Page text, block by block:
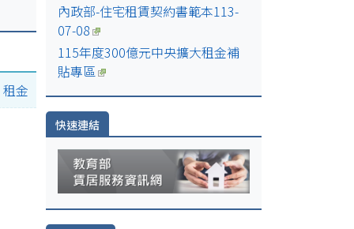
租金
內政部-住宅租賃契約書範本113-
07-08
115年度300億元中央擴大租金補
貼專區
快速連結